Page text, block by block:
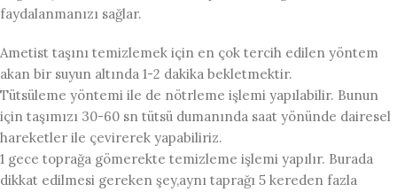
faydalanmanızı sağlar.
Ametist taşını temizlemek için en çok tercih edilen yöntem
akan bir suyun altında 1-2 dakika bekletmektir.
Tütsüleme yöntemi ile de nötrleme işlemi yapılabilir. Bunun
için taşımızı 30-60 sn tütsü dumanında saat yönünde dairesel
hareketler ile çevirerek yapabiliriz.
1 gece toprağa gömerekte temizleme işlemi yapılır. Burada
dikkat edilmesi gereken şey,aynı taprağı 5 kereden fazla